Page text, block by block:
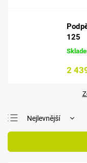
125
2
Nejlevnější
Nejprodávanější